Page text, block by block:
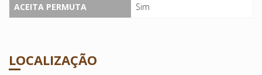
ACEITA PERMUTA
Sim
LOCALIZAÇÃO